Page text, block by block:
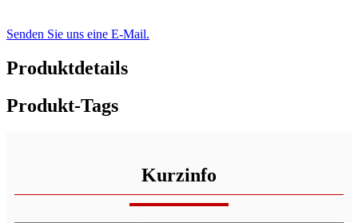
Senden Sie uns eine E-Mail.
Produktdetails
Produkt-Tags
Kurzinfo